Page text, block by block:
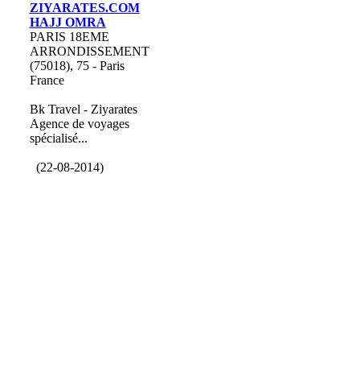
ZIYARATES.COM
HAJJ OMRA
PARIS 18EME
ARRONDISSEMENT
(75018), 75 - Paris
France
Bk Travel - Ziyarates
Agence de voyages
spécialisé...
(22-08-2014)